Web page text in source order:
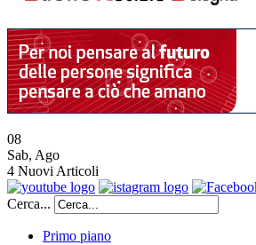
08
Sab, Ago
4 Nuovi Articoli
Cerca...
Primo piano